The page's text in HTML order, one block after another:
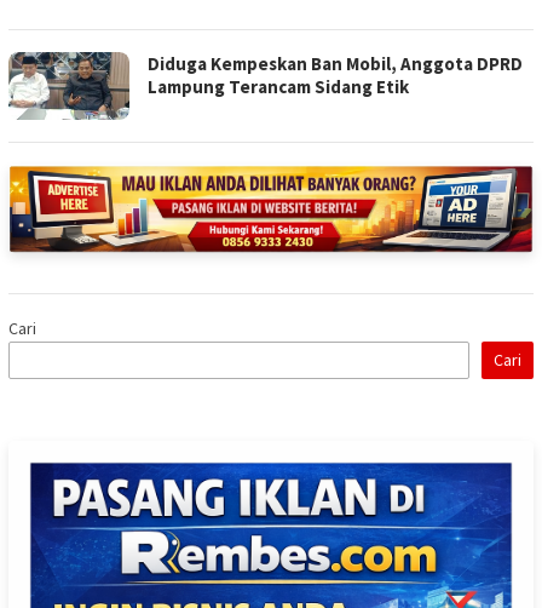
Diduga Kempeskan Ban Mobil, Anggota DPRD
Lampung Terancam Sidang Etik
Cari
Cari